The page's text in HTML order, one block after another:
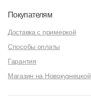
Покупателям
Доставка с примеркой
Способы оплаты
Гарантия
Магазин на Новокузнецкой